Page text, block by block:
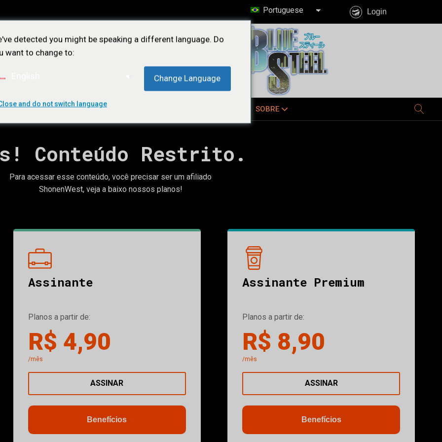
Portuguese Login
NOTÍCIAS LOJA SOBRE
Conteúdo Restrito.
Para acessar esse conteúdo, você precisar ser um afiliado
ShonenWest, veja a baixo nossos planos!
Assinante
Planos a partir de:
R$ 4,90
/mês
ASSINAR
Benefícios
Assinante Premium
Planos a partir de:
R$ 8,90
/mês
ASSINAR
Benefícios
detected you might be speaking a different language. Do
want to change to:
Change Language
and do not switch language